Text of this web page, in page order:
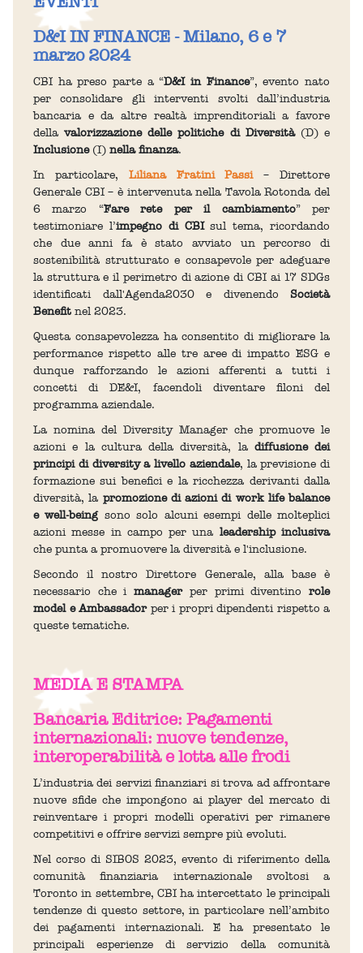
D&I IN FINANCE - Milano, 6 e 7
marzo 2024
CBI ha preso parte a “D&I in Finance”, evento nato
per consolidare gli interventi svolti dall’industria
bancaria e da altre realtà imprenditoriali a favore
dellavalorizzazione delle politiche di Diversità(D) e
Inclusione(I) nella finanza.
In particolare, Liliana Fratini Passi– Direttore
Generale CBI – è intervenuta nella Tavola Rotonda del
6 marzo “Fare rete per il cambiamento” per
testimoniare l’impegno di CBIsul tema, ricordando
che due anni fa è stato avviato un percorso di
sostenibilità strutturato e consapevole per adeguare
la struttura e il perimetro di azione di CBI ai 17 SDGs
identificati dall'Agenda2030 e divenendo Società
Benefit nel 2023.
Questa consapevolezza ha consentito di migliorare la
performance rispetto alle tre aree di impatto ESG e
dunque rafforzando le azioni afferenti a tutti i
concetti di DE&I, facendoli diventare filoni del
programma aziendale.
La nomina del Diversity Manager che promuove le
azioni e la cultura della diversità, la diffusione dei
principi di diversity a livello aziendale, la previsione di
formazione sui benefici e la ricchezza derivanti dalla
diversità, la promozione di azioni di work life balance
e well-beingsono solo alcuni esempi delle molteplici
azioni messe in campo per una leadership inclusiva
che punta a promuovere la diversità e l'inclusione.
Secondo il nostro Direttore Generale, alla base è
necessario che imanager per primi diventinorole
model e Ambassadorper i propri dipendenti rispetto a
queste tematiche.
MEDIA E STAMPA
Bancaria Editrice: Pagamenti
internazionali: nuove tendenze,
interoperabilità e lotta alle frodi
L’industria dei servizi finanziari si trova ad affrontare
nuove sfide che impongono ai player del mercato di
reinventare i propri modelli operativi per rimanere
competitivi e offrire servizi sempre più evoluti.
Nel corso di SIBOS 2023, evento di riferimento della
comunità finanziaria internazionale svoltosi a
Toronto in settembre, CBI ha intercettato le principali
tendenze di questo settore, in particolare nell’ambito
dei pagamenti internazionali. E ha presentato le
principali esperienze di servizio della comunità